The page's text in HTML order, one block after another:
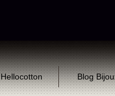
Hellocotton Blog